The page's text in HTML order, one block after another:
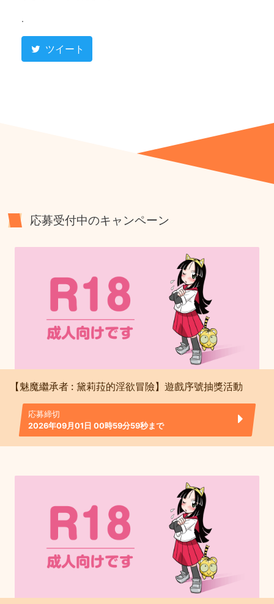
.
ツイート
応募受付中のキャンペーン
【魅魔繼承者 : 黛莉菈的淫欲冒險】遊戲序號抽獎活動
応募締切
2026年09月01日 00時59分59秒まで